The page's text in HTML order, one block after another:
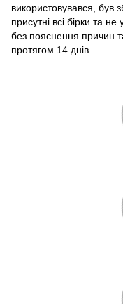
використовувався, був
присутні всі бірки та
без пояснення причин
протягом 14 днів.